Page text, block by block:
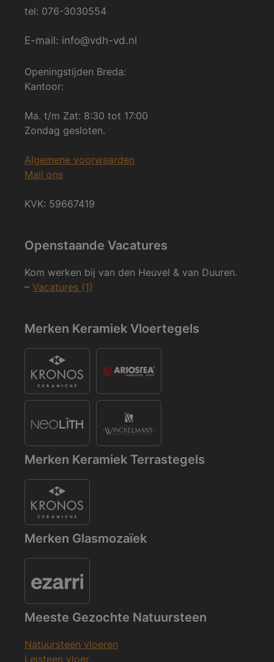
tel: 076-3030554
E-mail: info@vdh-vd.nl
Openingstijden Breda:
Kantoor:
Ma. t/m Zat: 8:30 tot 17:00
Zondag gesloten.
Algemene voorwaarden
Mail ons
KVK: 59667419
Openstaande Vacatures
Kom werken bij van den Heuvel & van Duuren.
– Vacatures (1)
Merken Keramiek Vloertegels
Merken Keramiek Terrastegels
Merken Glasmozaïek
Meeste Gezochte Natuursteen
Natuursteen vloeren
Leisteen vloer